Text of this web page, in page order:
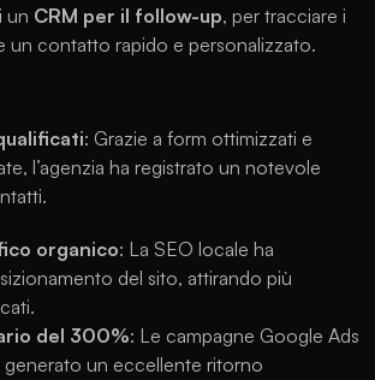
un CRM per il follow-up, per tracciare i
un contatto rapido e personalizzato.
: Grazie a form ottimizzati e
l’agenzia ha registrato un notevole
organico: La SEO locale ha
del sito, attirando più
del 300%: Le campagne Google Ads
generato un eccellente ritorno